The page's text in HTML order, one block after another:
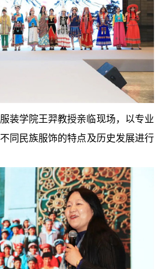
装学院王羿教授亲临现场，以专业
同民族服饰的特点及历史发展进行